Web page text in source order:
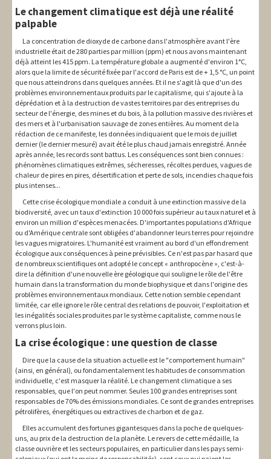
Le changement climatique est déjà une réalité
palpable
La concentration de dioxyde de carbone dans l'atmosphère avant l'ère
industrielle était de 280 parties par million (ppm) et nous avons maintenant
déjà atteint les 415 ppm. La température globale a augmenté d'environ 1°C,
alors que la limite de sécurité fixée par l'accord de Paris est de + 1,5 °C, un point
que nous atteindrons dans quelques années. Et il ne s'agit là que d'un des
problèmes environnementaux produits par le capitalisme, qui s'ajoute à la
déprédation et à la destruction de vastes territoires par des entreprises du
secteur de l'énergie, des mines et du bois, à la pollution massive des rivières et
des mers et à l'urbanisation sauvage de zones entières. Au moment de la
rédaction de ce manifeste, les données indiquaient que le mois de juillet
dernier (le dernier mesuré) avait été le plus chaud jamais enregistré. Année
après année, les records sont battus. Les conséquences sont bien connues :
phénomènes climatiques extrêmes, sécheresses, récoltes perdues, vagues de
chaleur de pires en pires, désertification et perte de sols, incendies chaque fois
plus intenses...
Cette crise écologique mondiale a conduit à une extinction massive de la
biodiversité, avec un taux d'extinction 10 000 fois supérieur au taux naturel et à
environ un million d'espèces menacées. D'importantes populations d'Afrique
ou d'Amérique centrale sont obligées d'abandonner leurs terres pour rejoindre
les vagues migratoires. L'humanité est vraiment au bord d'un effondrement
écologique aux conséquences à peine prévisibles. Ce n'est pas par hasard que
de nombreux scientifiques ont adopté le concept « anthropocène », c'est-à-
dire la définition d'une nouvelle ère géologique qui souligne le rôle de l'être
humain dans la transformation du monde biophysique et dans l'origine des
problèmes environnementaux mondiaux. Cette notion semble cependant
limitée, car elle ignore le rôle central des relations de pouvoir, l'exploitation et
les inégalités sociales produites par le système capitaliste, comme nous le
verrons plus loin.
La crise écologique : une question de classe
Dire que la cause de la situation actuelle est le "comportement humain"
(ainsi, en général), ou fondamentalement les habitudes de consommation
individuelle, c'est masquer la réalité. Le changement climatique a ses
responsables, que l'on peut nommer. Seules 100 grandes entreprises sont
responsables de 70% des émissions mondiales. Ce sont de grandes entreprises
pétrolifères, énergétiques ou extractives de charbon et de gaz.
Elles accumulent des fortunes gigantesques dans la poche de quelques-
uns, au prix de la destruction de la planète. Le revers de cette médaille, la
classe ouvrière et les secteurs populaires, en particulier dans les pays semi-